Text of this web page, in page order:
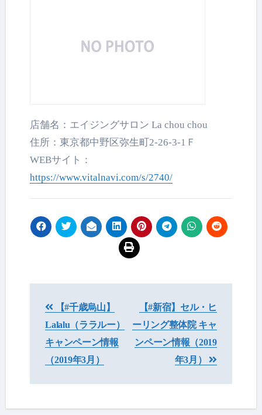
店舗名：エイジングサロン La chou chou
住所：東京都中野区弥生町2-26-3-1Ｆ
WEBサイト：
https://www.vitalnavi.com/s/2740/
稿
ナ
ビ
ゲ
ー
【#千歳烏山】
Lalalu（ララルー）
キャンペーン情報
（2019年3月）
【#新宿】セル・ヒ
ーリング整体院 キャ
ンペーン情報（2019
年3月）